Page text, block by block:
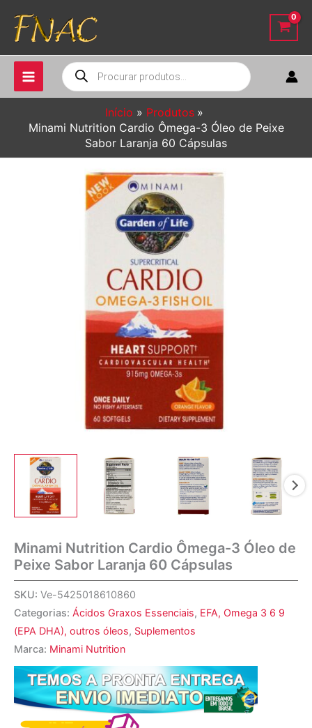
para
conteúdo
Pesquisar
produtos
Início
Produtos
Minami Nutrition Cardio Ômega-3 Óleo de Peixe
Sabor Laranja 60 Cápsulas
Minami Nutrition Cardio Ômega-3 Óleo de
Peixe Sabor Laranja 60 Cápsulas
SKU: Ve-5425018610860
Categorias: Ácidos Graxos Essenciais, EFA, Omega 3 6 9
(EPA DHA), outros óleos, Suplementos
Marca: Minami Nutrition